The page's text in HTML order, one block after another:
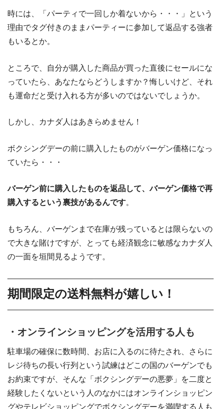
時には、「パーティで一回しか着ないから・・・」という
理由でタグ付きのままパーティーに参加して返品する強者
もいるとか。
ところで、自分が購入した商品が買った直後にセールにな
っていたら、あなたならどうしますか？悔しいけど、それ
も運命だと受け入れる方が多いのではないでしょうか。
しかし、カナダ人はあきらめません！
ボクシングデーの前に購入したものがバーゲン価格になっ
ていたら・・・
バーゲン前に購入したものを返品して、バーゲン価格で再
購入するという裏技があるんです。
もちろん、バーゲンまで在庫が残っているとは限らないの
で大きな賭けですが、とっても経済観念に敏感なカナダ人
の一面を垣間見るようです。
期間限定の送料無料が嬉しい！
・オンラインショッピングを活用する人も
駐車場の確保に数時間、お店に入るのに待たされ、さらに
レジ待ちの長い行列という試練はどこの国のバーゲンでも
お約束ですが、そんな「ボクシングデーの悪夢」を二度と
経験したくないという人のなかにはオンラインショッピン
グやテレビショッピングでボクシングデーを満喫する人も